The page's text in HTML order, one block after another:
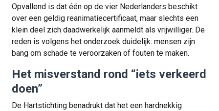
Opvallend is dat één op de vier Nederlanders beschikt
over een geldig reanimatiecertificaat, maar slechts een
klein deel zich daadwerkelijk aanmeldt als vrijwilliger. De
reden is volgens het onderzoek duidelijk: mensen zijn
bang om schade te veroorzaken of fouten te maken.
Het misverstand rond “iets verkeerd
doen”
De Hartstichting benadrukt dat het een hardnekkig